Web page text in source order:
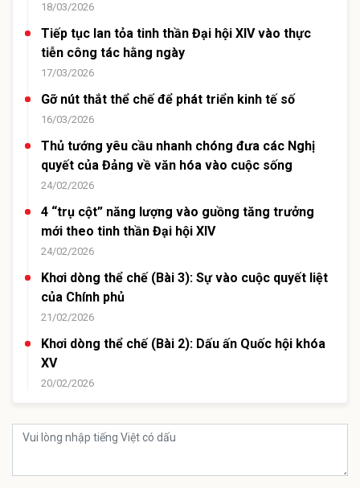
18/03/2026
Tiếp tục lan tỏa tinh thần Đại hội XIV vào thực
tiễn công tác hằng ngày
17/03/2026
Gỡ nút thắt thể chế để phát triển kinh tế số
16/03/2026
Thủ tướng yêu cầu nhanh chóng đưa các Nghị
quyết của Đảng về văn hóa vào cuộc sống
24/02/2026
4 “trụ cột” năng lượng vào guồng tăng trưởng
mới theo tinh thần Đại hội XIV
24/02/2026
Khơi dòng thể chế (Bài 3): Sự vào cuộc quyết liệt
của Chính phủ
21/02/2026
Khơi dòng thể chế (Bài 2): Dấu ấn Quốc hội khóa
XV
20/02/2026